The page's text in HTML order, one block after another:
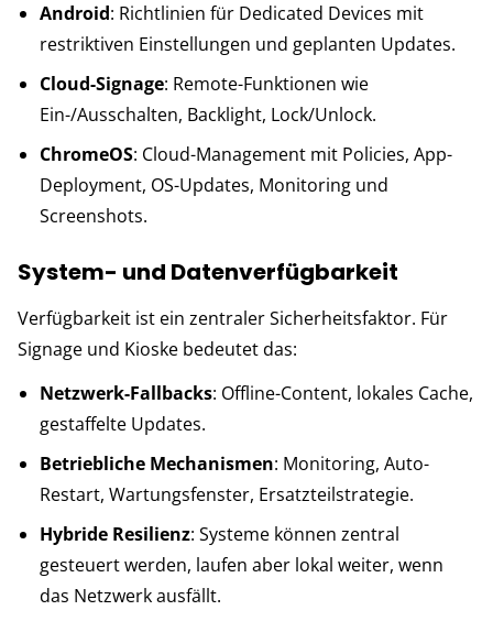
Android: Richtlinien für Dedicated Devices mit
restriktiven Einstellungen und geplanten Updates.
Cloud-Signage: Remote-Funktionen wie
Ein-/Ausschalten, Backlight, Lock/Unlock.
ChromeOS: Cloud-Management mit Policies, App-
Deployment, OS-Updates, Monitoring und
Screenshots.
System- und Datenverfügbarkeit
Verfügbarkeit ist ein zentraler Sicherheitsfaktor. Für
Signage und Kioske bedeutet das:
Netzwerk-Fallbacks: Offline-Content, lokales Cache,
gestaffelte Updates.
Betriebliche Mechanismen: Monitoring, Auto-
Restart, Wartungsfenster, Ersatzteilstrategie.
Hybride Resilienz: Systeme können zentral
gesteuert werden, laufen aber lokal weiter, wenn
das Netzwerk ausfällt.